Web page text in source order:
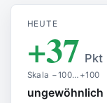
HEUTE
+37 Pkt
Skala −100…+100
ungewöhnlich